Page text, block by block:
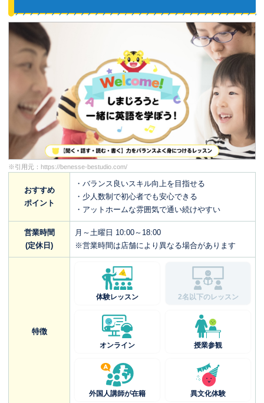
※引用元： https://benesse-bestudio.com/
おすすめ
ポイント
・バランス良いスキル向上を目指せる
・少人数制で初心者でも安心できる
・アットホームな雰囲気で通い続けやすい
営業時間
(定休日)
月～土曜日 10:00～18:00
※営業時間は店舗により異なる場合があります
特徴
体験レッスン 2名以下のレッスン
オンライン 授業参観
外国人講師が在籍 異文化体験